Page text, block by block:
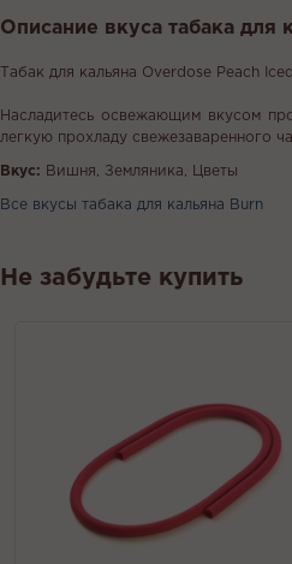
Описание вкуса табака
Табак для кальяна Overdose Peach
Насладитесь освежающим вкусом
легкую прохладу свежезаваренного
Вкус: Вишня, Земляника, Цветы
Все вкусы табака для кальяна Burn
Не забудьте купить